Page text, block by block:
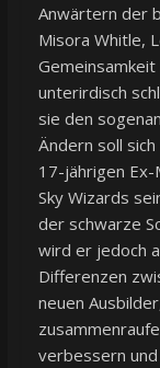
Anwärtern der
Misora Whitle,
Gemeinsamkeit
unterirdisch
sie den
Ändern soll
17-jährigen
Sky Wizards
der schwarze
wird er jedoch
Differenzen
neuen
verbessern und